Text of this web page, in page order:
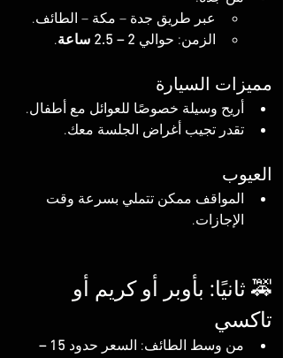
عبر طريق جدة – مكة – الطائف.
الزمن: حوالي 2 – 2.5 ساعة .
مميزات السيارة
أريح وسيلة خصوصًا للعوائل مع أطفال.
تقدر تجيب أغراض الجلسة معك.
العيوب
المواقف ممكن تتملي بسرعة وقت
الإجازات.
🚕 ثانيًا: بأوبر أو كريم أو
تاكسي
من وسط الطائف: السعر حدود
15 –